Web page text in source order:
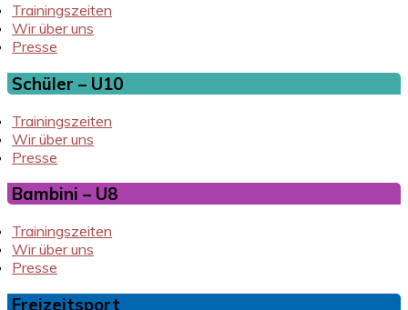
Trainingszeiten
Wir über uns
Presse
Schüler – U10
Trainingszeiten
Wir über uns
Presse
Bambini – U8
Trainingszeiten
Wir über uns
Presse
Freizeitsport